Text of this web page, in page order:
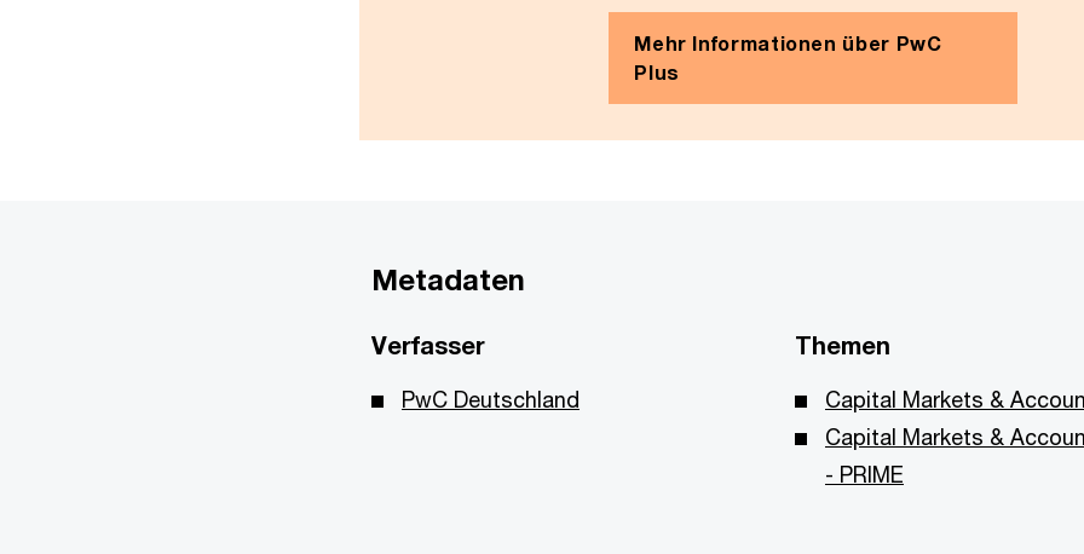
Mehr Informationen über PwC
Plus
Metadaten
Verfasser
PwC Deutschland
Themen
Capital Markets &
Capital Markets &
- PRIME